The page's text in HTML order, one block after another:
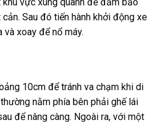
khu vực xung quanh để đảm bảo
Sau đó tiến hành khởi động xe
và xoay để nổ máy.
10cm để tránh va chạm khi di
nằm phía bên phải ghế lái
để nâng càng. Ngoài ra, với một